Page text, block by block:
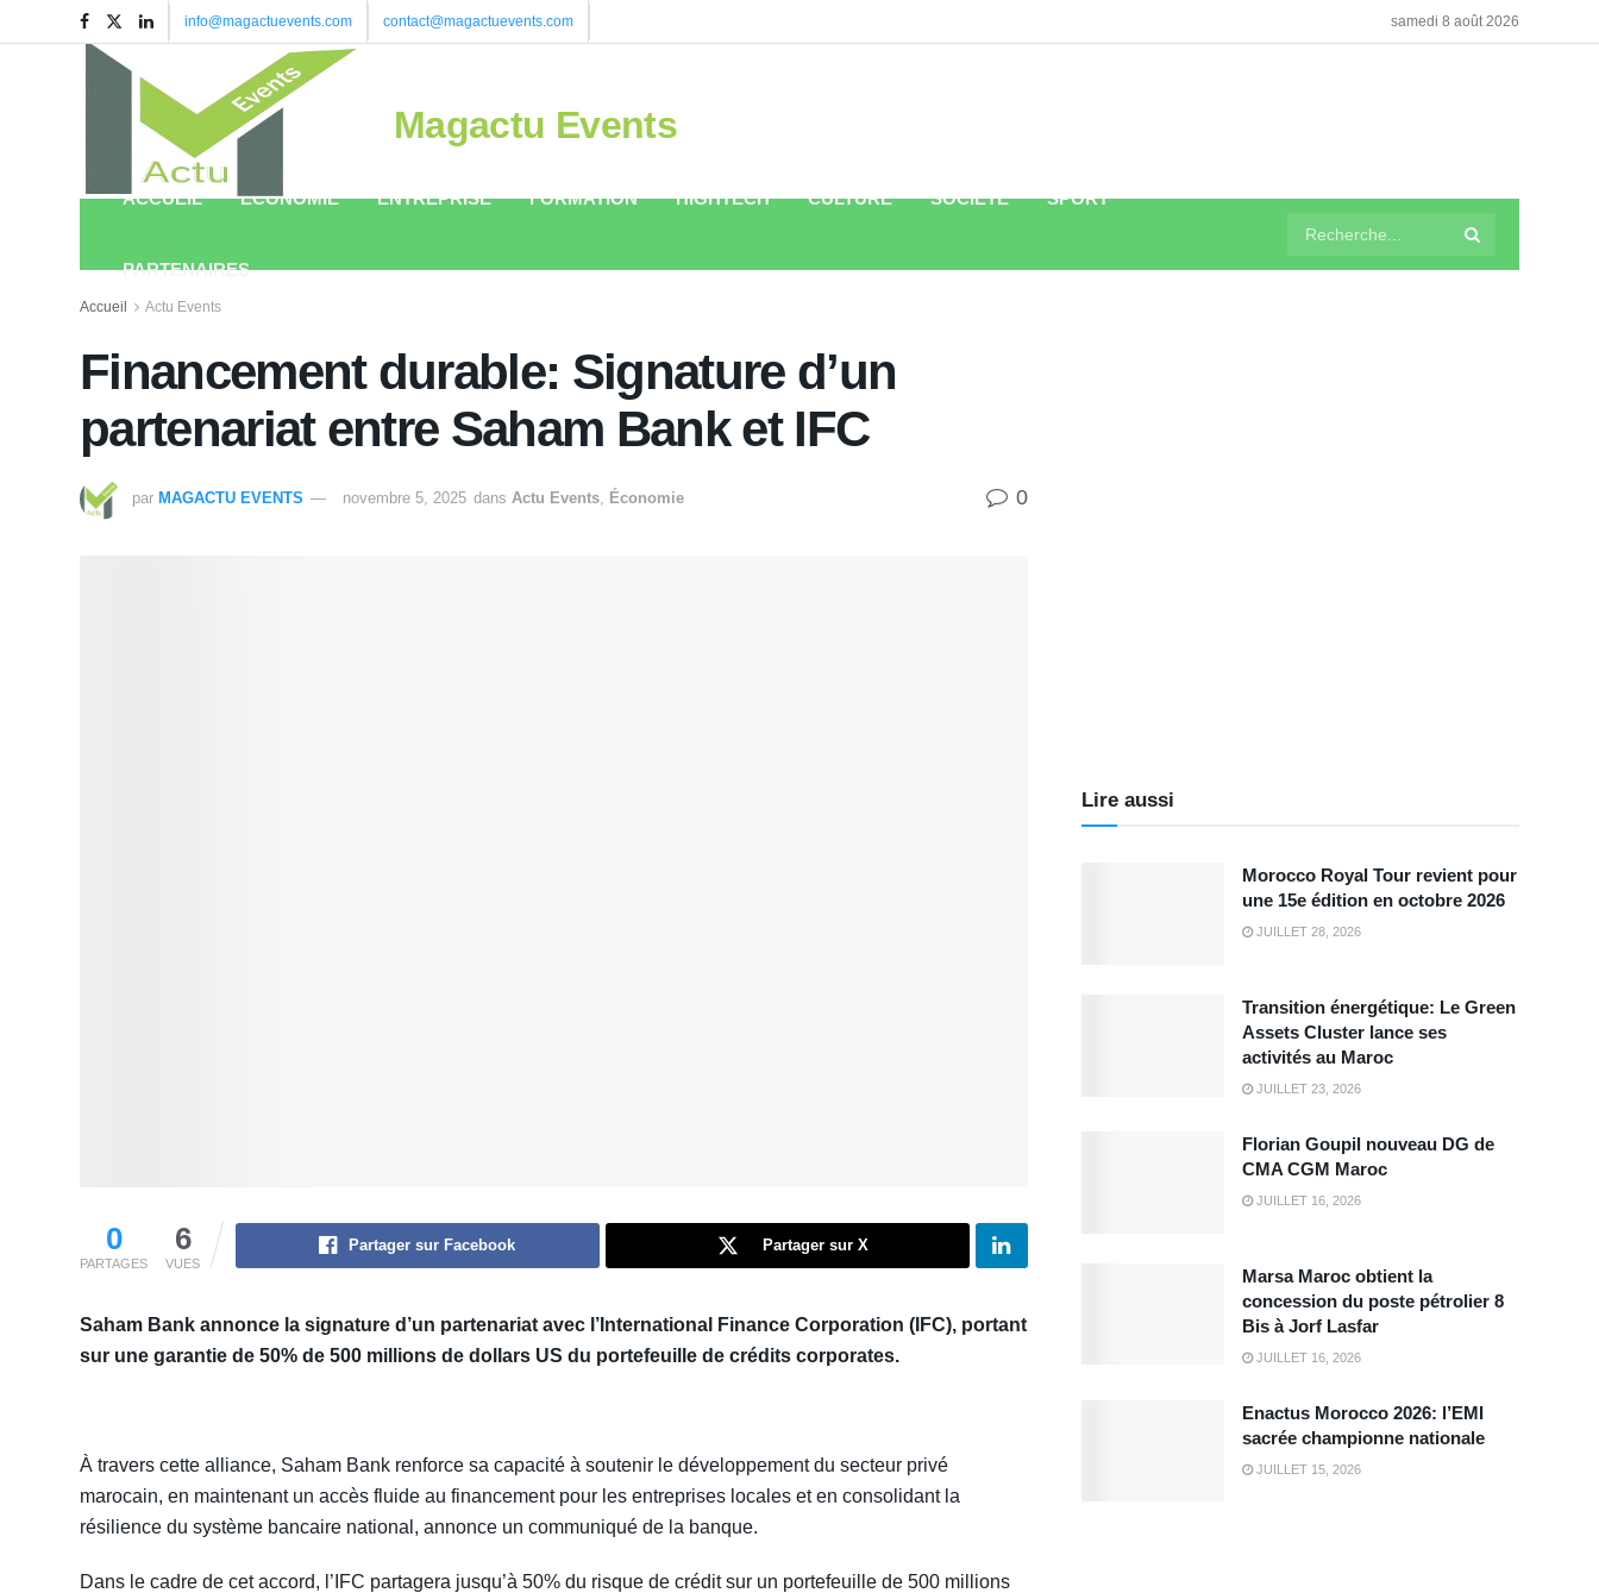
info@magactuevents.com contact@magactuevents.com samedi 8 août 2026
Magactu Events
ACCUEIL ÉCONOMIE ENTREPRISE FORMATION HIGHTECH CULTURE SOCIÉTÉ SPORT
PARTENAIRES
Accueil Actu Events
Financement durable: Signature d’un
partenariat entre Saham Bank et IFC
par MAGACTU EVENTS novembre 5, 2025 dans Actu Events Économie 0
0
PARTAGES
6
VUES
Partager sur Facebook Partager sur X
Saham Bank annonce la signature d’un partenariat avec l’International Finance Corporation (IFC), portant
sur une garantie de 50% de 500 millions de dollars US du portefeuille de crédits corporates.
À travers cette alliance, Saham Bank renforce sa capacité à soutenir le développement du secteur privé
marocain, en maintenant un accès fluide au financement pour les entreprises locales et en consolidant la
résilience du système bancaire national, annonce un communiqué de la banque.
Dans le cadre de cet accord, l’IFC partagera jusqu’à 50% du risque de crédit sur un portefeuille de 500 millions
Lire aussi
Morocco Royal Tour revient pour
une 15e édition en octobre 2026
JUILLET 28, 2026
Transition énergétique: Le Green
Assets Cluster lance ses
activités au Maroc
JUILLET 23, 2026
Florian Goupil nouveau DG de
CMA CGM Maroc
JUILLET 16, 2026
Marsa Maroc obtient la
concession du poste pétrolier 8
Bis à Jorf Lasfar
JUILLET 16, 2026
Enactus Morocco 2026: l’EMI
sacrée championne nationale
JUILLET 15, 2026